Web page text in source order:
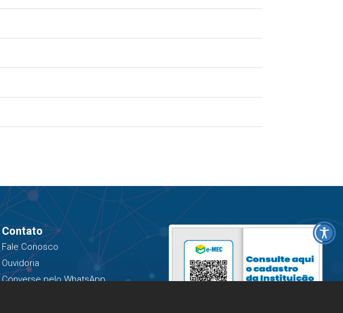
Contato
Fale Conosco
Ouvidoria
Converse pelo WhatsApp